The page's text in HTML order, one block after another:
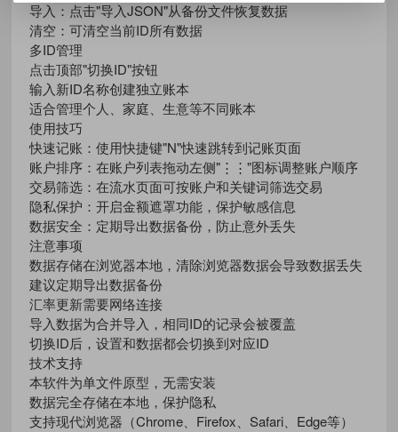
导入：点击"导入JSON"从备份文件恢复数据
清空：可清空当前ID所有数据
多ID管理
点击顶部"切换ID"按钮
输入新ID名称创建独立账本
适合管理个人、家庭、生意等不同账本
使用技巧
快速记账：使用快捷键"N"快速跳转到记账页面
账户排序：在账户列表拖动左侧"⋮⋮"图标调整账户顺序
交易筛选：在流水页面可按账户和关键词筛选交易
隐私保护：开启金额遮罩功能，保护敏感信息
数据安全：定期导出数据备份，防止意外丢失
注意事项
数据存储在浏览器本地，清除浏览器数据会导致数据丢失
建议定期导出数据备份
汇率更新需要网络连接
导入数据为合并导入，相同ID的记录会被覆盖
切换ID后，设置和数据都会切换到对应ID
技术支持
本软件为单文件原型，无需安装
数据完全存储在本地，保护隐私
支持现代浏览器（Chrome、Firefox、Safari、Edge等）